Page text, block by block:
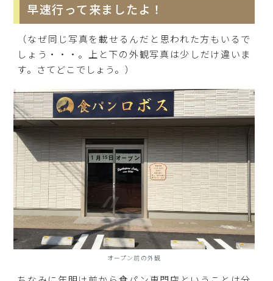
早速行って来ましたよ！
（なぜ同じ写真を載せるんだと思われた方もいるで
しょう・・・。上と下の外観写真は少しだけ違いま
す。さてどこでしょう。）
オープン前の外観